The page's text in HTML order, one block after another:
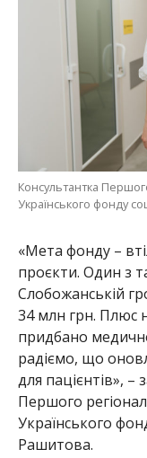
Консультантка
Українського фонду
«Мета фонду –
проєкти. Один з
34 млн грн. Плюс
придбано
радіємо, що
для пацієнтів», –
Першого
Українського
Рашитова.